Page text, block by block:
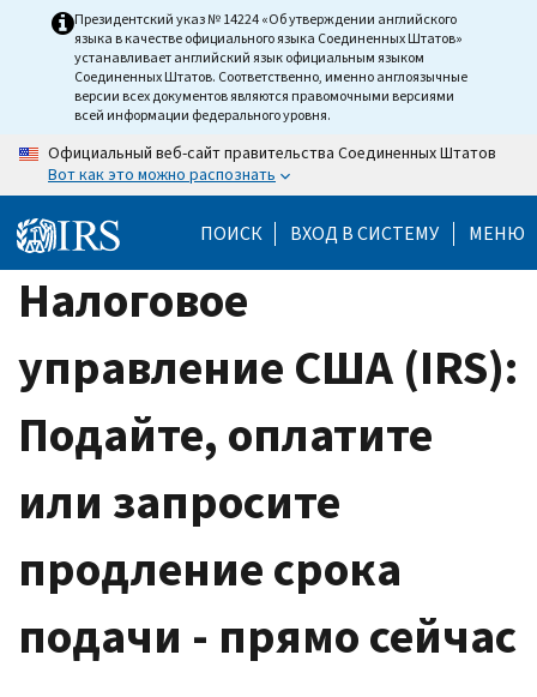
Президентский указ № 14224 «Об утверждении английского
языка в качестве официального языка Соединенных Штатов»
устанавливает английский язык официальным языком
Соединенных Штатов. Соответственно, именно англоязычные
версии всех документов являются правомочными версиями
всей информации федерального уровня.
Официальный веб-сайт правительства Соединенных Штатов
Вот как это можно распознать
ПОИСК ВХОД В СИСТЕМУ МЕНЮ
Налоговое
управление США (IRS):
Подайте, оплатите
или запросите
продление срока
подачи - прямо сейчас